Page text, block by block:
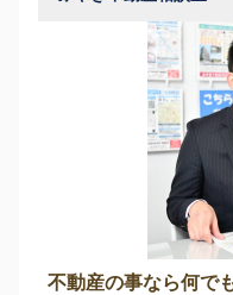
不動産の事なら何で